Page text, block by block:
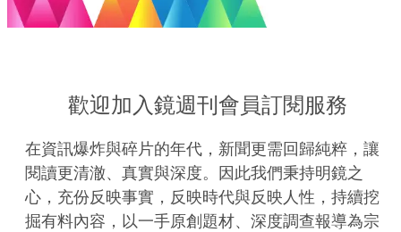
歡迎加入鏡週刊會員訂閱服務
在資訊爆炸與碎片的年代，新聞更需回歸純粹，讓
閱讀更清澈、真實與深度。因此我們秉持明鏡之
心，充份反映事實，反映時代與反映人性，持續挖
掘有料內容，以一手原創題材、深度調查報導為宗